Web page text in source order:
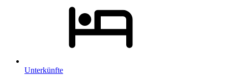
Unterkünfte